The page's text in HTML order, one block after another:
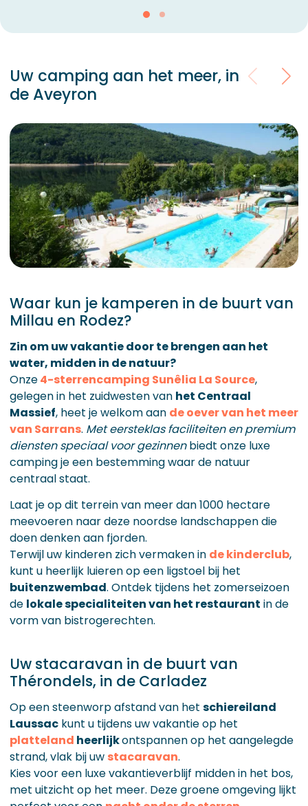
Uw camping aan het meer, in
de Aveyron
Waar kun je kamperen in de buurt van
Millau en Rodez?
Zin om uw vakantie door te brengen aan het
water, midden in de natuur?
Onze4-sterrencamping Sunêlia La Source,
gelegen in het zuidwesten van het Centraal
Massief, heet je welkom aan de oever van het meer
van Sarrans. Met eersteklas faciliteiten en premium
diensten speciaal voor gezinnenbiedt onze luxe
camping je een bestemming waar de natuur
centraal staat.
Laat je op dit terrein van meer dan 1000 hectare
meevoeren naar deze noordse landschappen die
doen denken aan fjorden.
Terwijl uw kinderen zich vermaken in de kinderclub,
kunt u heerlijk luieren op een ligstoel bij het
buitenzwembad. Ontdek tijdens het zomerseizoen
de lokale specialiteiten van het restaurant in de
vorm van bistrogerechten.
Uw stacaravan in de buurt van
Thérondels, in de Carladez
Op een steenworp afstand van het schiereiland
Laussac kunt u tijdens uw vakantie op het
platteland heerlijkontspannen op het aangelegde
strand, vlak bij uw stacaravan.
Kies voor een luxe vakantieverblijf midden in het bos,
met uitzicht op het meer. Deze groene omgeving lijkt